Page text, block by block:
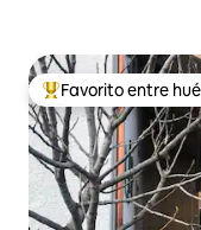
De los mejores en
Favorito entre